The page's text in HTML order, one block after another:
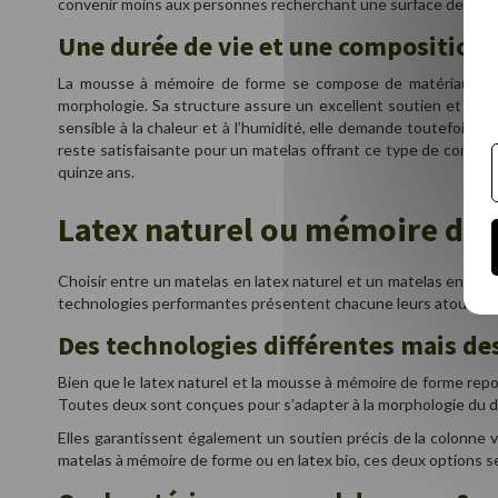
convenir moins aux personnes recherchant une surface de
Une durée de vie et une composition
La mousse à mémoire de forme se compose de matériaux
morphologie. Sa structure assure un excellent soutien et
sensible à la chaleur et à l’humidité, elle demande toutefois
reste satisfaisante pour un matelas offrant ce type de
quinze ans.
Latex naturel ou mémoire de
Choisir entre un matelas en latex naturel et un matelas en
technologies performantes présentent chacune leurs atouts :
Des technologies différentes mais
Bien que le latex naturel et la mousse à mémoire de forme
Toutes deux sont conçues pour s’adapter à la morphologie
Elles garantissent également un soutien précis de la colonne
matelas à mémoire de forme ou en latex bio, ces deux options